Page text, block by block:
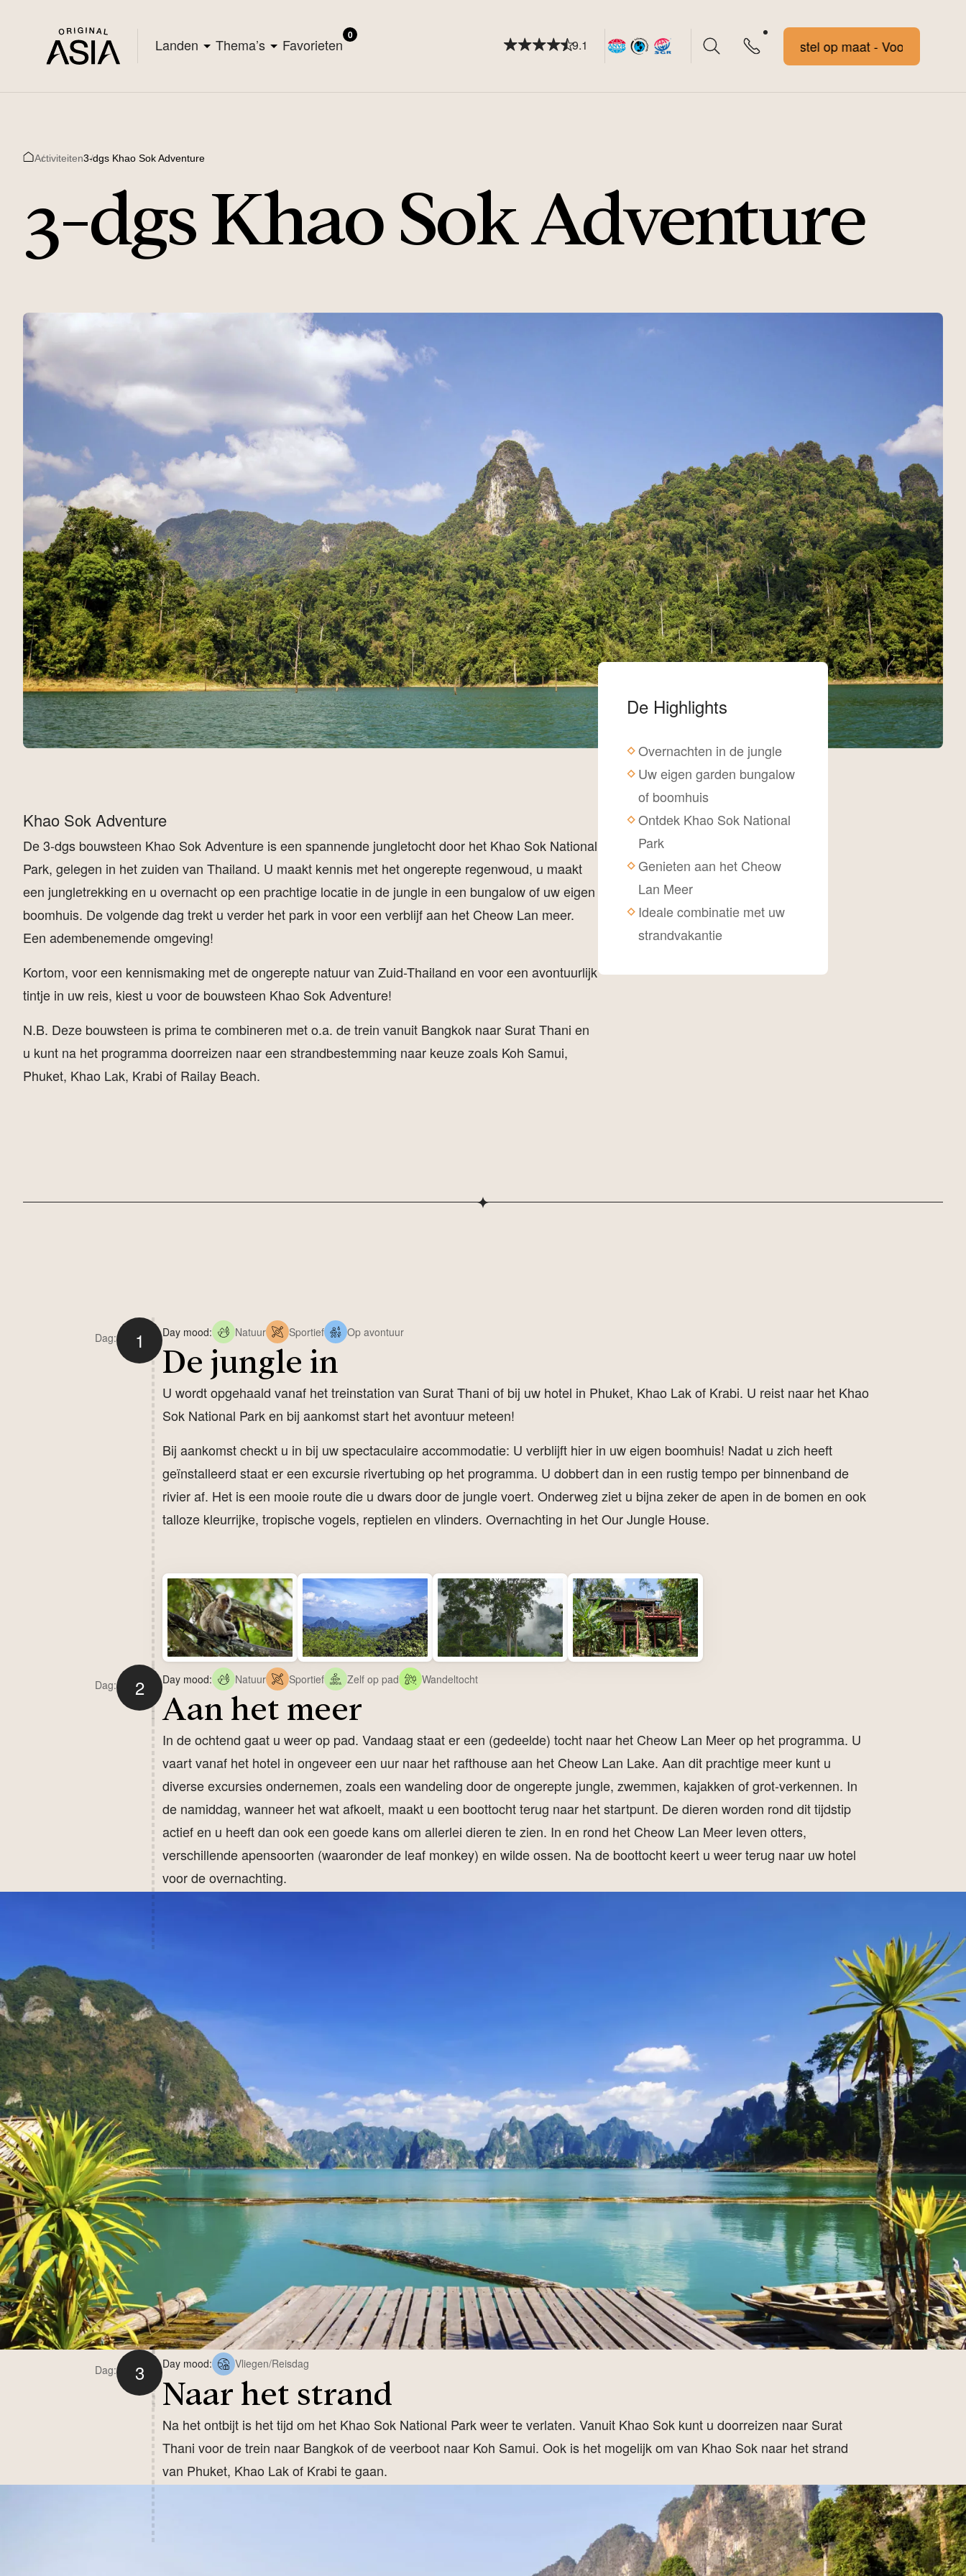
Landen Thema’s Favorieten
0
9.1 Voorstel op maat - Voorstel op maat
Activiteiten3-dgs Khao Sok Adventure
3-dgs Khao Sok Adventure
Khao Sok Adventure
De 3-dgs bouwsteen Khao Sok Adventure is een spannende jungletocht door het Khao Sok National
Park, gelegen in het zuiden van Thailand. U maakt kennis met het ongerepte regenwoud, u maakt
een jungletrekking en u overnacht op een prachtige locatie in de jungle in een bungalow of uw eigen
boomhuis. De volgende dag trekt u verder het park in voor een verblijf aan het Cheow Lan meer.
Een adembenemende omgeving!
Kortom, voor een kennismaking met de ongerepte natuur van Zuid-Thailand en voor een avontuurlijk
tintje in uw reis, kiest u voor de bouwsteen Khao Sok Adventure!
N.B. Deze bouwsteen is prima te combineren met o.a. de trein vanuit Bangkok naar Surat Thani en
u kunt na het programma doorreizen naar een strandbestemming naar keuze zoals Koh Samui,
Phuket, Khao Lak, Krabi of Railay Beach.
De Highlights
Overnachten in de jungle
Uw eigen garden bungalow
of boomhuis
Ontdek Khao Sok National
Park
Genieten aan het Cheow
Lan Meer
Ideale combinatie met uw
strandvakantie
Dag: 1 Day mood: Natuur Sportief Op avontuur
De jungle in
U wordt opgehaald vanaf het treinstation van Surat Thani of bij uw hotel in Phuket, Khao Lak of Krabi. U reist naar het Khao
Sok National Park en bij aankomst start het avontuur meteen!
Bij aankomst checkt u in bij uw spectaculaire accommodatie: U verblijft hier in uw eigen boomhuis! Nadat u zich heeft
geïnstalleerd staat er een excursie rivertubing op het programma. U dobbert dan in een rustig tempo per binnenband de
rivier af. Het is een mooie route die u dwars door de jungle voert. Onderweg ziet u bijna zeker de apen in de bomen en ook
talloze kleurrijke, tropische vogels, reptielen en vlinders. Overnachting in het Our Jungle House.
Dag: 2 Day mood: Natuur Sportief Zelf op pad Wandeltocht
Aan het meer
In de ochtend gaat u weer op pad. Vandaag staat er een (gedeelde) tocht naar het Cheow Lan Meer op het programma. U
vaart vanaf het hotel in ongeveer een uur naar het rafthouse aan het Cheow Lan Lake. Aan dit prachtige meer kunt u
diverse excursies ondernemen, zoals een wandeling door de ongerepte jungle, zwemmen, kajakken of grot-verkennen. In
de namiddag, wanneer het wat afkoelt, maakt u een boottocht terug naar het startpunt. De dieren worden rond dit tijdstip
actief en u heeft dan ook een goede kans om allerlei dieren te zien. In en rond het Cheow Lan Meer leven otters,
verschillende apensoorten (waaronder de leaf monkey) en wilde ossen. Na de boottocht keert u weer terug naar uw hotel
voor de overnachting.
Dag: 3 Day mood: Vliegen/Reisdag
Naar het strand
Na het ontbijt is het tijd om het Khao Sok National Park weer te verlaten. Vanuit Khao Sok kunt u doorreizen naar Surat
Thani voor de trein naar Bangkok of de veerboot naar Koh Samui. Ook is het mogelijk om van Khao Sok naar het strand
van Phuket, Khao Lak of Krabi te gaan.